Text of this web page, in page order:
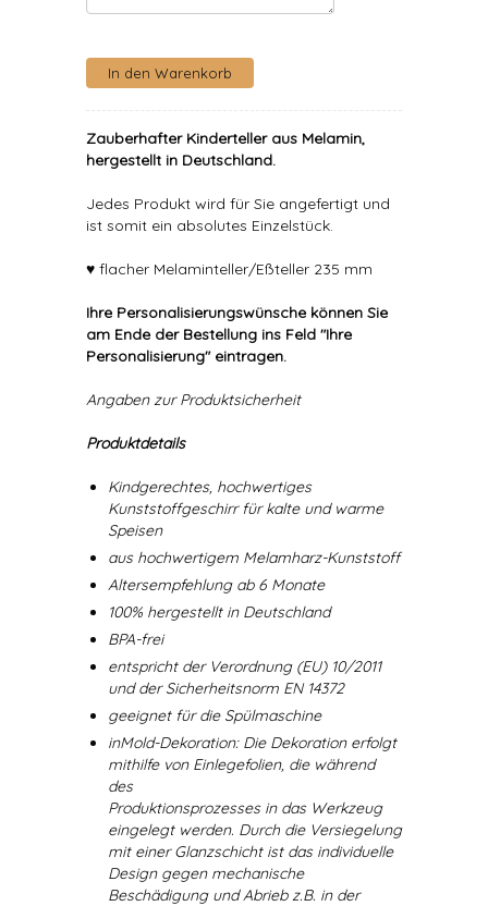
Zauberhafter Kinderteller aus Melamin,
hergestellt in Deutschland.
Jedes Produkt wird für Sie angefertigt und
ist somit ein absolutes Einzelstück.
♥ flacher Melaminteller/Eßteller 235 mm
Ihre Personalisierungswünsche können Sie
am Ende der Bestellung ins Feld "Ihre
Personalisierung" eintragen.
Angaben zur Produktsicherheit
Produktdetails
Kindgerechtes, hochwertiges
Kunststoffgeschirr für kalte und warme
Speisen
aus hochwertigem Melamharz-Kunststoff
Altersempfehlung ab 6 Monate
100% hergestellt in Deutschland
BPA-frei
entspricht der Verordnung (EU) 10/2011
und der Sicherheitsnorm EN 14372
geeignet für die Spülmaschine
inMold-Dekoration: Die Dekoration erfolgt
mithilfe von Einlegefolien, die während
des
Produktionsprozesses in das Werkzeug
eingelegt werden. Durch die Versiegelung
mit einer Glanzschicht ist das individuelle
Design gegen mechanische
Beschädigung und Abrieb z.B. in der